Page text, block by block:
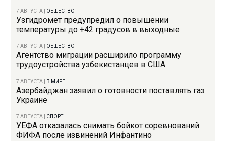
7 АВГУСТА ОБЩЕСТВО
Узгидромет предупредил о повышении
температуры до +42 градусов в выходные
7 АВГУСТА ОБЩЕСТВО
Агентство миграции расширило программу
трудоустройства узбекистанцев в США
7 АВГУСТА В МИРЕ
Азербайджан заявил о готовности поставлять газ
Украине
7 АВГУСТА СПОРТ
УЕФА отказалась снимать бойкот соревнований
ФИФА после извинений Инфантино